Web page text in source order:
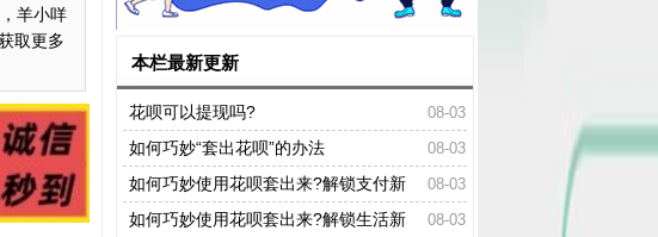
羊小咩
取更多
本栏最新更新
08-03
花呗可以提现吗?
08-03
如何巧妙“套出花呗”的办法
08-03
如何巧妙使用花呗套出来?解锁支付新
姿势！ 08-03
如何巧妙使用花呗套出来?解锁生活新